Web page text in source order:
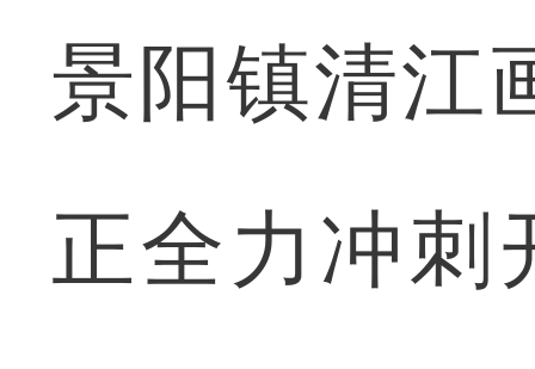
景阳镇清江
正全力冲刺